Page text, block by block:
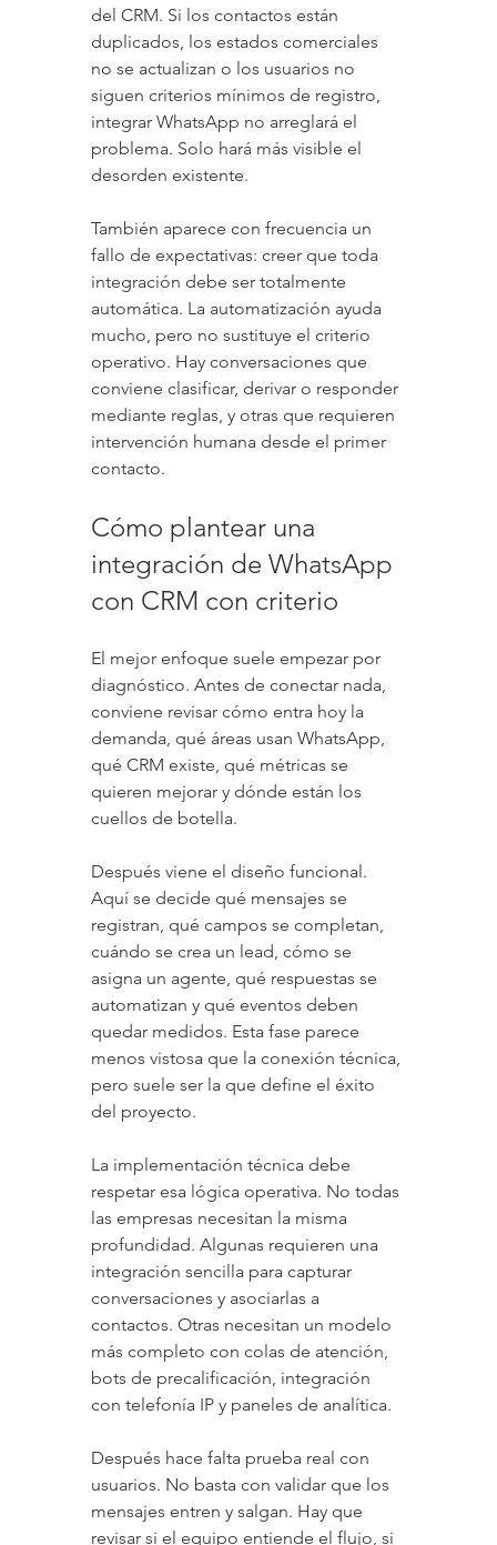
del CRM. Si los contactos están
duplicados, los estados comerciales
no se actualizan o los usuarios no
siguen criterios mínimos de registro,
integrar WhatsApp no arreglará el
problema. Solo hará más visible el
desorden existente.
También aparece con frecuencia un
fallo de expectativas: creer que toda
integración debe ser totalmente
automática. La automatización ayuda
mucho, pero no sustituye el criterio
operativo. Hay conversaciones que
conviene clasificar, derivar o responder
mediante reglas, y otras que requieren
intervención humana desde el primer
contacto.
Cómo plantear una
integración de WhatsApp
con CRM con criterio
El mejor enfoque suele empezar por
diagnóstico. Antes de conectar nada,
conviene revisar cómo entra hoy la
demanda, qué áreas usan WhatsApp,
qué CRM existe, qué métricas se
quieren mejorar y dónde están los
cuellos de botella.
Después viene el diseño funcional.
Aquí se decide qué mensajes se
registran, qué campos se completan,
cuándo se crea un lead, cómo se
asigna un agente, qué respuestas se
automatizan y qué eventos deben
quedar medidos. Esta fase parece
menos vistosa que la conexión técnica,
pero suele ser la que define el éxito
del proyecto.
La implementación técnica debe
respetar esa lógica operativa. No todas
las empresas necesitan la misma
profundidad. Algunas requieren una
integración sencilla para capturar
conversaciones y asociarlas a
contactos. Otras necesitan un modelo
más completo con colas de atención,
bots de precalificación, integración
con telefonía IP y paneles de analítica.
Después hace falta prueba real con
usuarios. No basta con validar que los
mensajes entren y salgan. Hay que
revisar si el equipo entiende el flujo, si